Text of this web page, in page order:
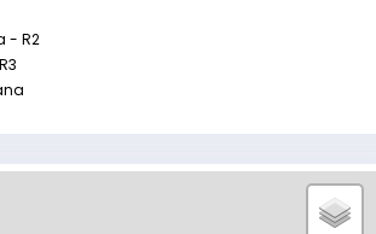
- R2